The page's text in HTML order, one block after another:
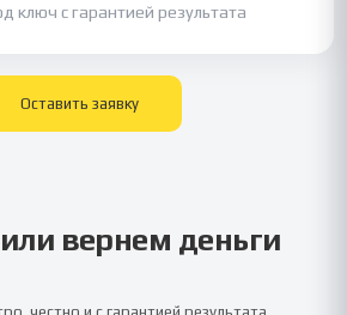
ключ с гарантией результата
Оставить заявку
вернем деньги